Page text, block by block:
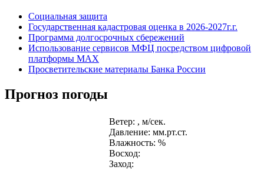
Социальная защита
Государственная кадастровая оценка в 2026-2027г.г.
Программа долгосрочных сбережений
Использование сервисов МФЦ посредством цифровой
платформы MAX
Просветительские материалы Банка России
Прогноз погоды
Ветер: , м/сек.
Давление: мм.рт.ст.
Влажность: %
Восход:
Заход: